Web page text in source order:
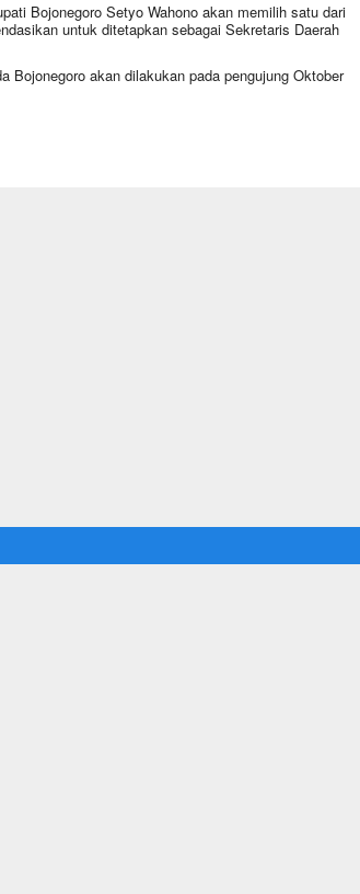
Bojonegoro Setyo Wahono akan memilih satu dari
untuk ditetapkan sebagai Sekretaris Daerah
Bojonegoro akan dilakukan pada pengujung Oktober